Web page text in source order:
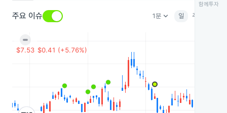
주요 이슈 1분keyboard_arrow_down 일 주
함께투자